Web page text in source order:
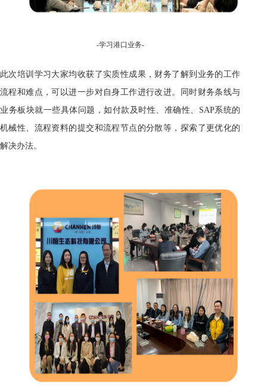
-学习 港口业务-
此次培训学习大家均收获了实质性成果，财务了解到业务的工作
流程和难点，可以进一步对自身工作进行改进。同时财务条线与
业务板块就一些具体问题，如付款及时性、准确性、SAP系统的
机械性、流程资料的提交和流程节点的分散等，探索了更优化的
解决办法。